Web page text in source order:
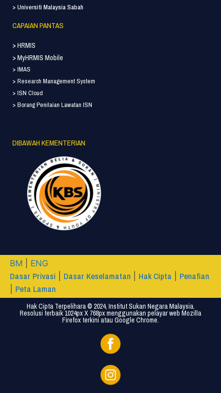
> Universiti Malaysia Sabah
CAPAIAN PANTAS
> HRMIS
> MyHRMIS Mobile
> IMAS
> Research Management System
> ISN Cloud
> Borang Penilaian Lawatan ISN
DIBAWAH KEMENTERIAN
BM ENG
Dasar Privasi Dasar Keselamatan Hak Cipta Penafian
Peta Laman
Hak Cipta Terpelihara © 2024, Institut Sukan Negara Malaysia.
Resolusi terbaik 1024px X 768px menggunakan pelayar web Mozilla
Firefox terkini atau Google Chrome.